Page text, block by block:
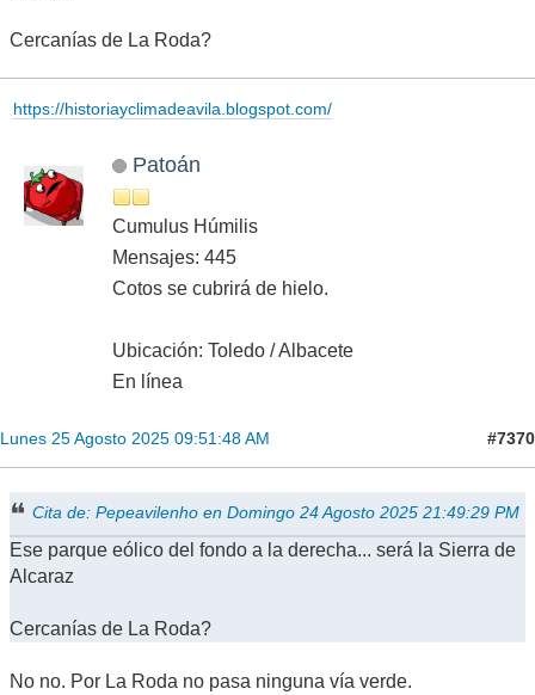
Cercanías de La Roda?
https://historiayclimadeavila.blogspot.com/
Patoán
Cumulus Húmilis
Mensajes: 445
Cotos se cubrirá de hielo.
Ubicación: Toledo / Albacete
En línea
Lunes 25 Agosto 2025 09:51:48 AM #7370
Cita de: Pepeavilenho en Domingo 24 Agosto 2025 21:49:29 PM
Ese parque eólico del fondo a la derecha... será la Sierra de
Alcaraz
Cercanías de La Roda?
No no. Por La Roda no pasa ninguna vía verde.